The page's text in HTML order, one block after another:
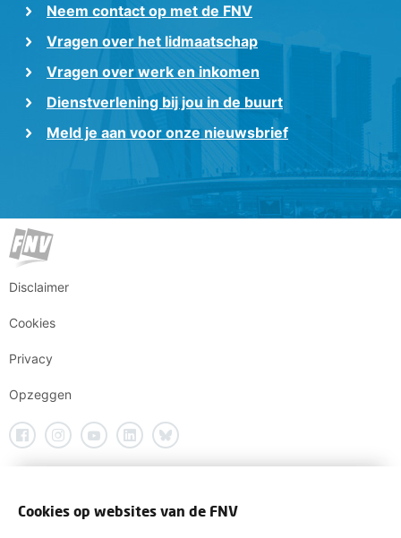
Neem contact op met de FNV
Vragen over het lidmaatschap
Vragen over werk en inkomen
Dienstverlening bij jou in de buurt
Meld je aan voor onze nieuwsbrief
Disclaimer
Cookies
Privacy
Opzeggen
Cookies op websites van de FNV